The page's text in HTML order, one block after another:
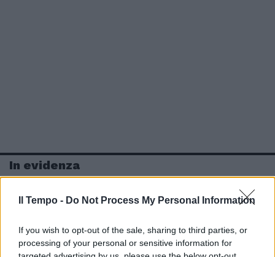
Il Tempo - Do Not Process My Personal Information
If you wish to opt-out of the sale, sharing to third parties, or
processing of your personal or sensitive information for
In evidenza